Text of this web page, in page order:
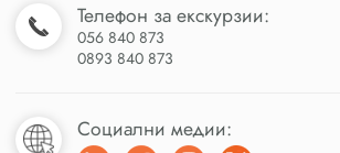
Телефон за екскурзии:
056 840 873
0893 840 873
Социални медии: